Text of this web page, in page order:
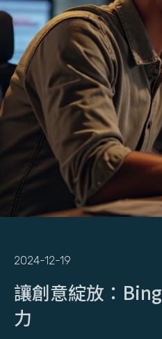
2024-12-19
讓創意綻放：
力